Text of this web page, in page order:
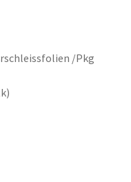
/Pkg